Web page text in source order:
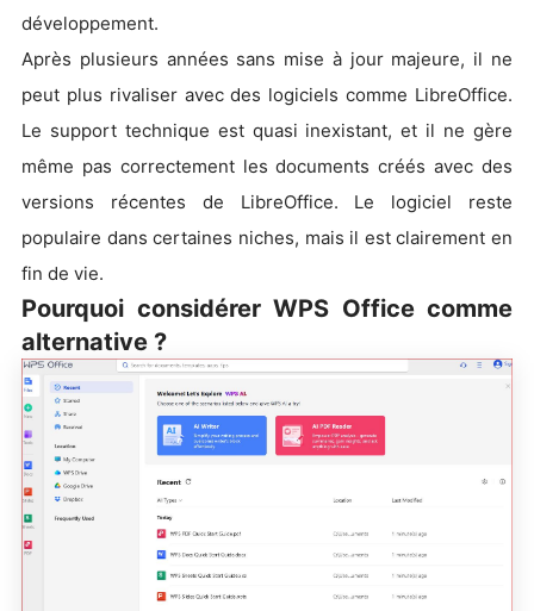
développement.
Après plusieurs années sans mise à jour majeure, il ne
peut plus rivaliser avec des logiciels comme LibreOffice.
Le support technique est quasi inexistant, et il ne gère
même pas correctement les documents créés avec des
versions récentes de LibreOffice. Le logiciel reste
populaire dans certaines niches, mais il est clairement en
fin de vie.
Pourquoi considérer WPS Office comme
alternative ?